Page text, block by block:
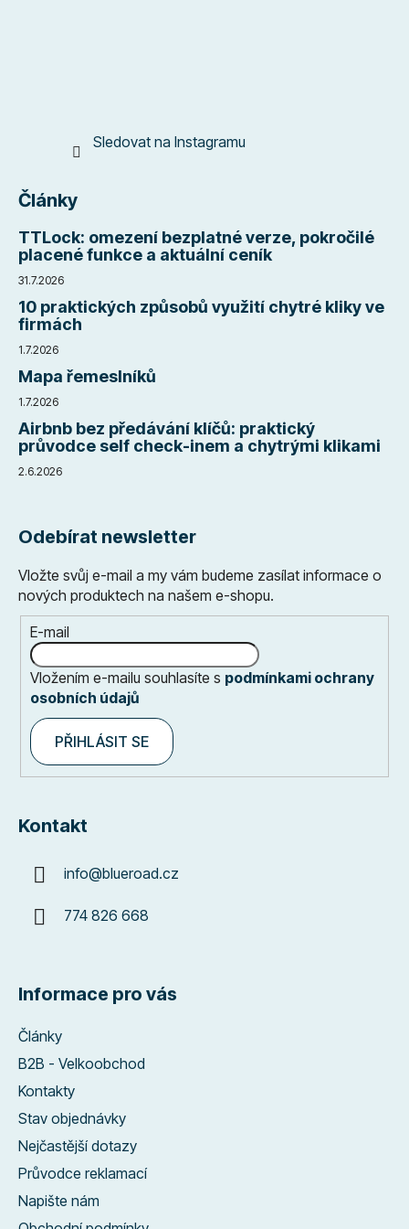
Sledovat na Instagramu
Články
TTLock: omezení bezplatné verze, pokročilé
placené funkce a aktuální ceník
31.7.2026
10 praktických způsobů využití chytré kliky ve
firmách
1.7.2026
Mapa řemeslníků
1.7.2026
Airbnb bez předávání klíčů: praktický
průvodce self check-inem a chytrými klikami
2.6.2026
Odebírat newsletter
Vložte svůj e-mail a my vám budeme zasílat informace o
nových produktech na našem e-shopu.
E-mail
Vložením e-mailu souhlasíte s podmínkami ochrany
osobních údajů
PŘIHLÁSIT SE
Kontakt
info@blueroad.cz
774 826 668
Informace pro vás
Články
B2B - Velkoobchod
Kontakty
Stav objednávky
Nejčastější dotazy
Průvodce reklamací
Napište nám